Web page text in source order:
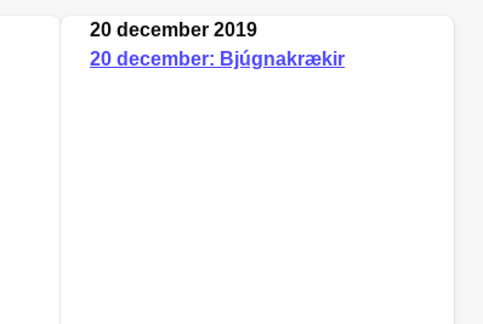
20 december 2019
20 december: Bjúgnakrækir